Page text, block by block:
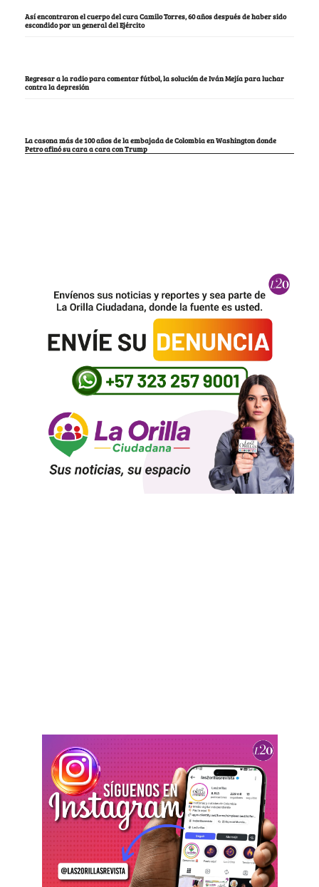
Así encontraron el cuerpo del cura Camilo Torres, 60 años después de haber sido
escondido por un general del Ejército
Regresar a la radio para comentar fútbol, la solución de Iván Mejía para luchar
contra la depresión
La casona más de 100 años de la embajada de Colombia en Washington donde
Petro afinó su cara a cara con Trump